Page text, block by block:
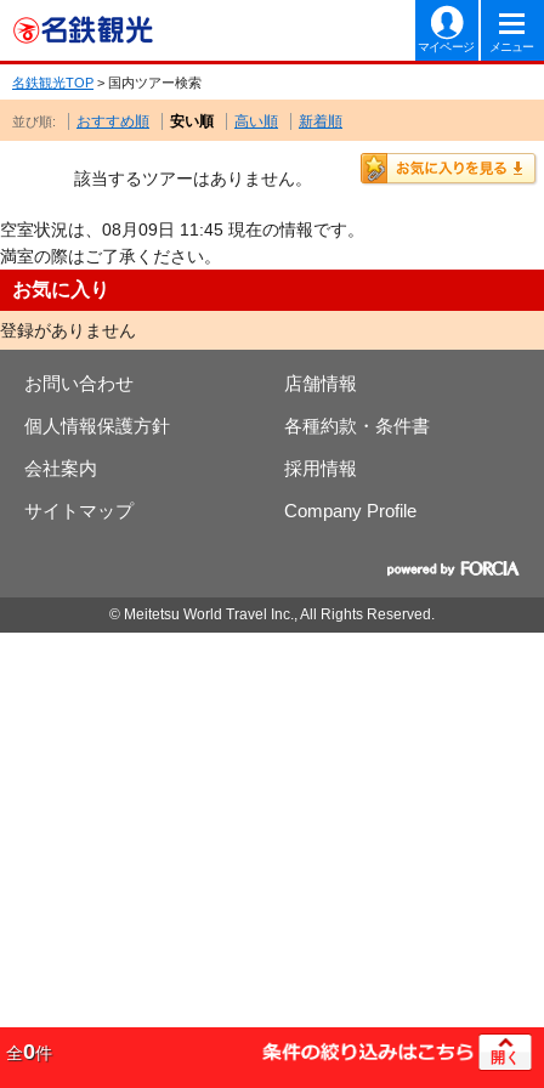
マイページ メニュー
名鉄観光TOP > 国内ツアー検索
並び順: おすすめ順 安い順 高い順 新着順
該当するツアーはありません。
空室状況は、08月09日 11:45 現在の情報です。
満室の際はご了承ください。
お気に入り
登録がありません
お問い合わせ 店舗情報
個人情報保護方針 各種約款・条件書
会社案内 採用情報
サイトマップ Company Profile
© Meitetsu World Travel Inc., All Rights Reserved.
全0件 開く